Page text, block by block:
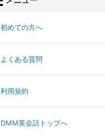
初めての方へ
よくある質問
利用規約
DMM英会話トップへ